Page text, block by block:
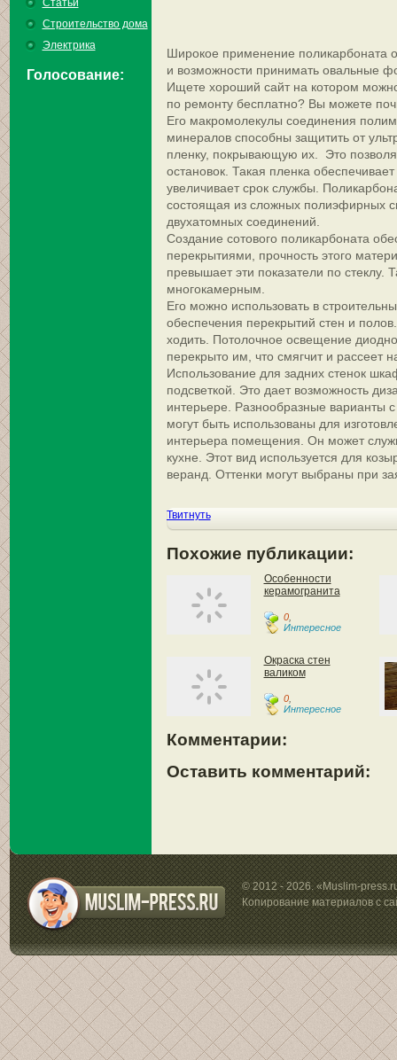
Статьи
Строительство дома
Электрика
Голосование:
Широкое применение поликарбоната
и возможности принимать овальные
Ищете хороший сайт на котором
по ремонту бесплатно? Вы можете
Его макромолекулы соединения
минералов способны защитить от
пленку, покрывающую их. Это
остановок. Такая пленка
увеличивает срок службы.
состоящая из сложных полиэфирных
двухатомных соединений.
Создание сотового поликарбоната
перекрытиями, прочность этого
превышает эти показатели по стеклу.
многокамерным.
Его можно использовать в
обеспечения перекрытий стен и
ходить. Потолочное освещение
перекрыто им, что смягчит и рассеет
Использование для задних стенок
подсветкой. Это дает возможность
интерьере. Разнообразные варианты
могут быть использованы для
интерьера помещения. Он может
кухне. Этот вид используется для
веранд. Оттенки могут выбраны при
Твитнуть
Похожие публикации:
Особенности
керамогранита
0,
Интересное
Окраска стен
валиком
0,
Интересное
Комментарии:
Оставить комментарий:
© 2012 - 2026. «Muslim-
Копирование материалов с